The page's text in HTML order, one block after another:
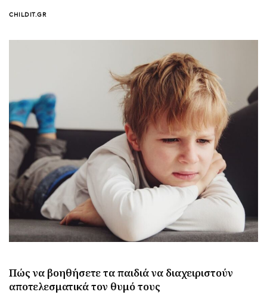
CHILDIT.GR
Πώς να βοηθήσετε τα παιδιά να διαχειριστούν
αποτελεσματικά τον θυμό τους